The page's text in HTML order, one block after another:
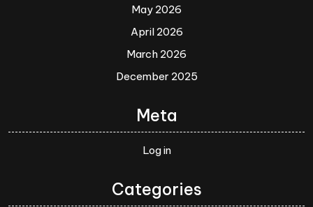
May 2026
April 2026
March 2026
December 2025
Meta
Log in
Categories